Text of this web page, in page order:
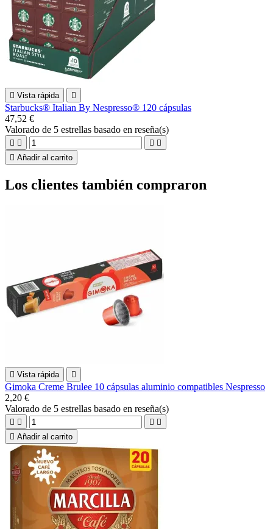
 Vista rápida 
Starbucks® Italian By Nespresso® 120 cápsulas
47,52 €
Valorado de 5 estrellas basado en reseña(s)
   
 Añadir al carrito
Los clientes también compraron
 Vista rápida 
Gimoka Creme Brulee 10 cápsulas aluminio compatibles Nespresso
2,20 €
Valorado de 5 estrellas basado en reseña(s)
   
 Añadir al carrito